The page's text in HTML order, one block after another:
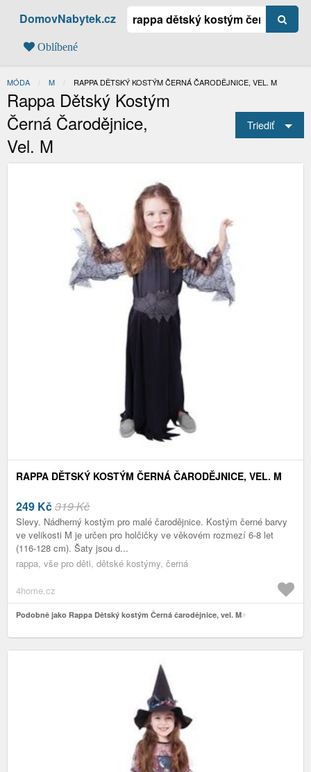
DomovNabytek.cz
Oblíbené
MÓDA M AKTUÁLNÍ:
RAPPA DĚTSKÝ KOSTÝM ČERNÁ ČARODĚJNICE, VEL. M
Rappa Dětský Kostým
Černá Čarodějnice,
Vel. M
Triediť
RAPPA DĚTSKÝ KOSTÝM ČERNÁ ČARODĚJNICE, VEL. M
249 Kč319 Kč
Slevy. Nádherný kostým pro malé čarodějnice. Kostým černé barvy
ve velikosti M je určen pro holčičky ve věkovém rozmezí 6-8 let
(116-128 cm). Šaty jsou d...
rappa, vše pro děti, dětské kostýmy, černá
4home.cz
Podobně jako Rappa Dětský kostým Černá čarodějnice, vel. M